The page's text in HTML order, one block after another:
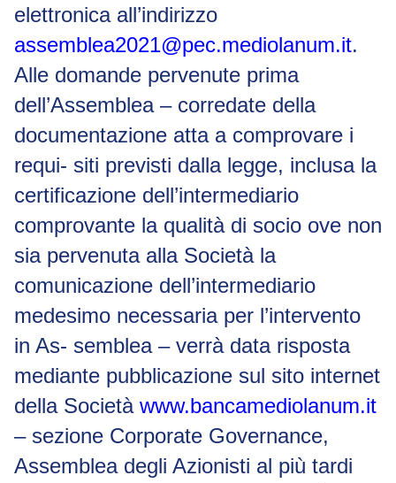
elettronica all’indirizzo
assemblea2021@pec.mediolanum.it.
Alle domande pervenute prima
dell’Assemblea – corredate della
documentazione atta a comprovare i
requi- siti previsti dalla legge, inclusa la
certificazione dell’intermediario
comprovante la qualità di socio ove non
sia pervenuta alla Società la
comunicazione dell’intermediario
medesimo necessaria per l’intervento
in As- semblea – verrà data risposta
mediante pubblicazione sul sito internet
della Società www.bancamediolanum.it
– sezione Corporate Governance,
Assemblea degli Azionisti al più tardi